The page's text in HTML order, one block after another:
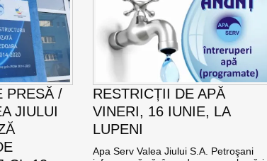
PRESĂ /
JIULUI
RESTRICȚII DE APĂ
VINERI, 16 IUNIE, LA
LUPENI
Apa Serv Valea Jiului S.A. Petroşani